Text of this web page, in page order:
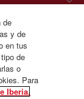
a domingo
de
y de
en tus
de
o
Para
Iberia.